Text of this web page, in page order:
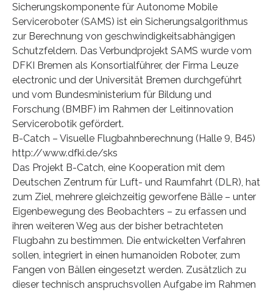
Sicherungskomponente für Autonome Mobile
Serviceroboter (SAMS) ist ein Sicherungsalgorithmus
zur Berechnung von geschwindigkeitsabhängigen
Schutzfeldern. Das Verbundprojekt SAMS wurde vom
DFKI Bremen als Konsortialführer, der Firma Leuze
electronic und der Universität Bremen durchgeführt
und vom Bundesministerium für Bildung und
Forschung (BMBF) im Rahmen der Leitinnovation
Servicerobotik gefördert.
B-Catch – Visuelle Flugbahnberechnung (Halle 9, B45)
http://www.dfki.de/sks
Das Projekt B-Catch, eine Kooperation mit dem
Deutschen Zentrum für Luft- und Raumfahrt (DLR), hat
zum Ziel, mehrere gleichzeitig geworfene Bälle – unter
Eigenbewegung des Beobachters – zu erfassen und
ihren weiteren Weg aus der bisher betrachteten
Flugbahn zu bestimmen. Die entwickelten Verfahren
sollen, integriert in einen humanoiden Roboter, zum
Fangen von Bällen eingesetzt werden. Zusätzlich zu
dieser technisch anspruchsvollen Aufgabe im Rahmen